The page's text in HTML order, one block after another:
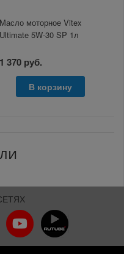
Масло моторное Vitex
Ultimate 5W-30 SP 1л
1 370 руб.
В корзину